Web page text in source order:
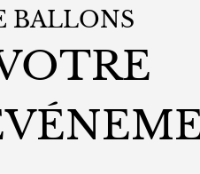
BALLONS